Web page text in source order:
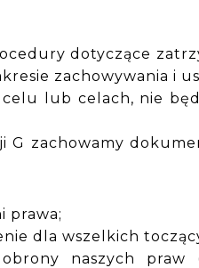
dotyczące
zachowywania i
lub celach, nie
G zachowamy
prawa;
dla wszelkich
naszych